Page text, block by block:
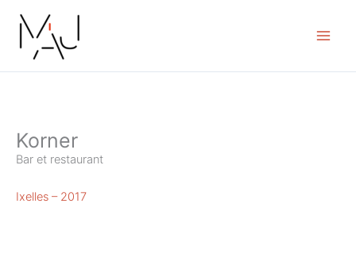
content
Korner
Bar et restaurant
Ixelles – 2017